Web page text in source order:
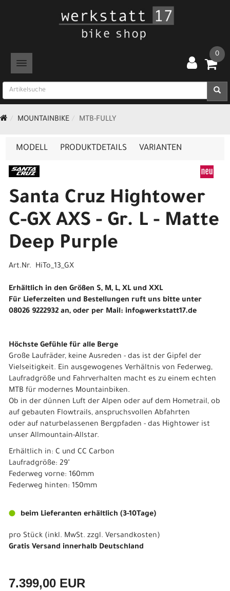
TOGGLE NAVIGATION
0
MOUNTAINBIKE MTB-FULLY
MODELL PRODUKTDETAILS VARIANTEN
Santa Cruz Hightower
C-GX AXS - Gr. L - Matte
Deep Purple
Art.Nr. HiTo_13_GX
Erhältlich in den Größen S, M, L, XL und XXL
Für Lieferzeiten und Bestellungen ruft uns bitte unter
08026 9222932 an, oder per Mail: info@werkstatt17.de
Höchste Gefühle für alle Berge
Große Laufräder, keine Ausreden - das ist der Gipfel der
Vielseitigkeit. Ein ausgewogenes Verhältnis von Federweg,
Laufradgröße und Fahrverhalten macht es zu einem echten
MTB für modernes Mountainbiken.
Ob in der dünnen Luft der Alpen oder auf dem Hometrail, ob
auf gebauten Flowtrails, anspruchsvollen Abfahrten
oder auf naturbelassenen Bergpfaden - das Hightower ist
unser Allmountain-Allstar.
Erhältlich in: C und CC Carbon
Laufradgröße: 29"
Federweg vorne: 160mm
Federweg hinten: 150mm
beim Lieferanten erhältlich (3-10Tage)
pro Stück (inkl. MwSt. zzgl. Versandkosten)
Gratis Versand innerhalb Deutschland
7.399,00 EUR